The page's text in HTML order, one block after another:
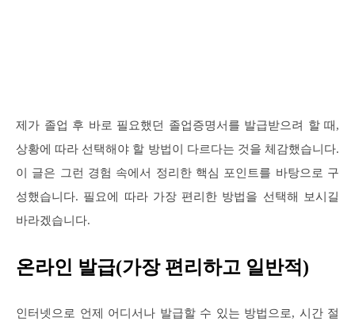
제가 졸업 후 바로 필요했던 졸업증명서를 발급받으려 할 때,
상황에 따라 선택해야 할 방법이 다르다는 것을 체감했습니다.
이 글은 그런 경험 속에서 정리한 핵심 포인트를 바탕으로 구
성했습니다. 필요에 따라 가장 편리한 방법을 선택해 보시길
바라겠습니다.
온라인 발급(가장 편리하고 일반적)
인터넷으로 언제 어디서나 발급할 수 있는 방법으로, 시간 절